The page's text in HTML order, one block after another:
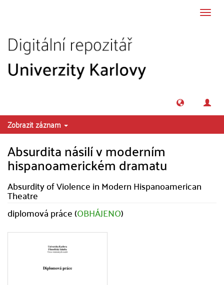
Zobrazit záznam
Absurdita násilí v moderním
hispanoamerickém dramatu
Absurdity of Violence in Modern Hispanoamerican
Theatre
diplomová práce (OBHÁJENO)